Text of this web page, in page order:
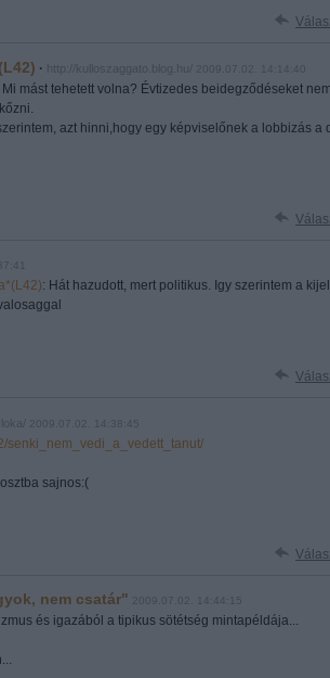
· http://kulloszaggato.blog.hu/ 2009.07.02. 14:14:40
mást tehetett volna? Évtizedes beidegződéseket
azt hinni,hogy egy képviselőnek a lobbizás a
: Hát hazudott, mert politikus. Igy szerintem a
2009.07.02. 14:38:45
senki_nem_vedi_a_vedett_tanut/
sajnos:(
nem csatár" 2009.07.02. 14:44:15
és igazából a tipikus sötétség mintapéldája...